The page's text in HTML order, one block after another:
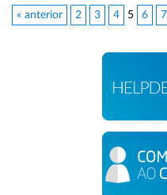
« anterior 2 3 4 5 6 7